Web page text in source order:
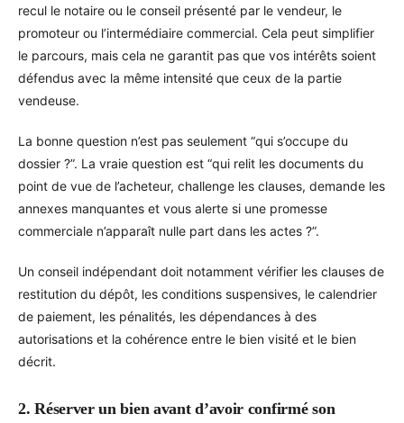
recul le notaire ou le conseil présenté par le vendeur, le
promoteur ou l’intermédiaire commercial. Cela peut simplifier
le parcours, mais cela ne garantit pas que vos intérêts soient
défendus avec la même intensité que ceux de la partie
vendeuse.
La bonne question n’est pas seulement “qui s’occupe du
dossier ?”. La vraie question est “qui relit les documents du
point de vue de l’acheteur, challenge les clauses, demande les
annexes manquantes et vous alerte si une promesse
commerciale n’apparaît nulle part dans les actes ?”.
Un conseil indépendant doit notamment vérifier les clauses de
restitution du dépôt, les conditions suspensives, le calendrier
de paiement, les pénalités, les dépendances à des
autorisations et la cohérence entre le bien visité et le bien
décrit.
2. Réserver un bien avant d’avoir confirmé son